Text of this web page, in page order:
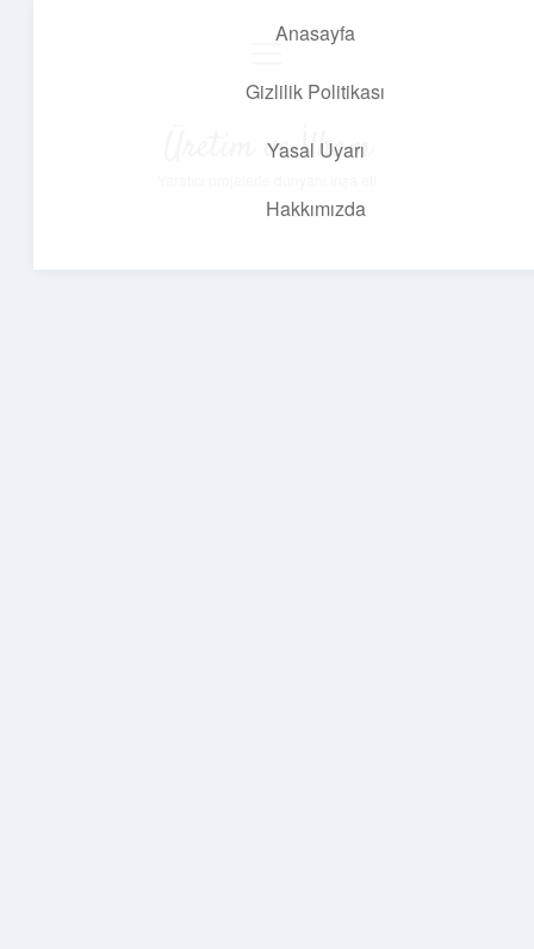
Anasayfa
Gizlilik Politikası
Yasal Uyarı
Hakkımızda
Üretim ve İlham